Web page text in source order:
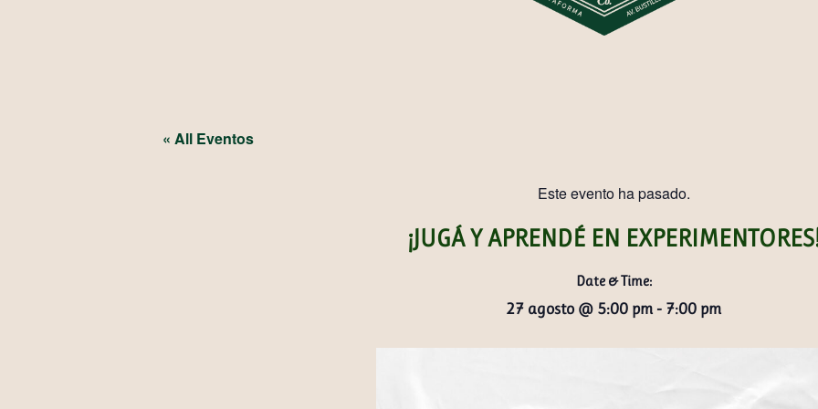
« All Eventos
Este evento ha pasado.
¡JUGÁ Y APRENDÉ EN
Date & Time:
27 agosto @ 5:00 pm - 7:00 pm